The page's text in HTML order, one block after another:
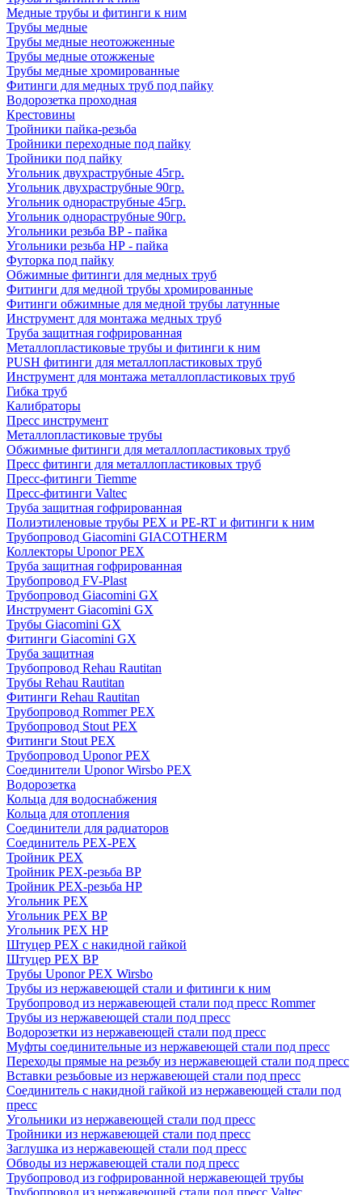
Медные трубы и фитинги к ним
Трубы медные
Трубы медные неотожженные
Трубы медные отожженые
Трубы медные хромированные
Фитинги для медных труб под пайку
Водорозетка проходная
Крестовины
Тройники пайка-резьба
Тройники переходные под пайку
Тройники под пайку
Угольник двухраструбные 45гр.
Угольник двухраструбные 90гр.
Угольник однораструбные 45гр.
Угольник однораструбные 90гр.
Угольники резьба ВР - пайка
Угольники резьба НР - пайка
Футорка под пайку
Обжимные фитинги для медных труб
Фитинги для медной трубы хромированные
Фитинги обжимные для медной трубы латунные
Инструмент для монтажа медных труб
Труба защитная гофрированная
Металлопластиковые трубы и фитинги к ним
PUSH фитинги для металлопластиковых труб
Инструмент для монтажа металлопластиковых труб
Гибка труб
Калибраторы
Пресс инструмент
Металлопластиковые трубы
Обжимные фитинги для металлопластиковых труб
Пресс фитинги для металлопластиковых труб
Пресс-фитинги Tiemme
Пресс-фитинги Valtec
Труба защитная гофрированная
Полиэтиленовые трубы PEX и PE-RT и фитинги к ним
Трубопровод Giacomini GIACOTHERM
Коллекторы Uponor PEX
Труба защитная гофрированная
Трубопровод FV-Plast
Трубопровод Giacomini GX
Инструмент Giacomini GX
Трубы Giacomini GX
Фитинги Giacomini GX
Труба защитная
Трубопровод Rehau Rautitan
Трубы Rehau Rautitan
Фитинги Rehau Rautitan
Трубопровод Rommer PEX
Трубопровод Stout PEX
Фитинги Stout PEX
Трубопровод Uponor PEX
Соединители Uponor Wirsbo PEX
Водорозетка
Кольца для водоснабжения
Кольца для отопления
Соединители для радиаторов
Соединитель PEX-PEX
Тройник PEX
Тройник PEX-резьба ВР
Тройник PEX-резьба НР
Угольник PEX
Угольник PEX ВР
Угольник PEX НР
Штуцер PEX c накидной гайкой
Штуцер PEX ВР
Трубы Uponor PEX Wirsbo
Трубы из нержавеющей стали и фитинги к ним
Трубопровод из нержавеющей стали под пресс Rommer
Трубы из нержавеющей стали под пресс
Водорозетки из нержавеющей стали под пресс
Муфты соединительные из нержавеющей стали под пресс
Переходы прямые на резьбу из нержавеющей стали под пресс
Вставки резьбовые из нержавеющей стали под пресс
Соединитель с накидной гайкой из нержавеющей стали под
пресс
Угольники из нержавеющей стали под пресс
Тройники из нержавеющей стали под пресс
Заглушка из нержавеющей стали под пресс
Обводы из нержавеющей стали под пресс
Трубопровод из гофрированной нержавеющей трубы
Трубопровод из нержавеющей стали под пресс Valtec